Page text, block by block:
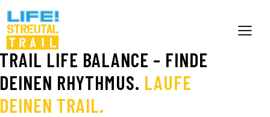
TRAIL LIFE BALANCE – FINDE
DEINEN RHYTHMUS. LAUFE
DEINEN TRAIL.